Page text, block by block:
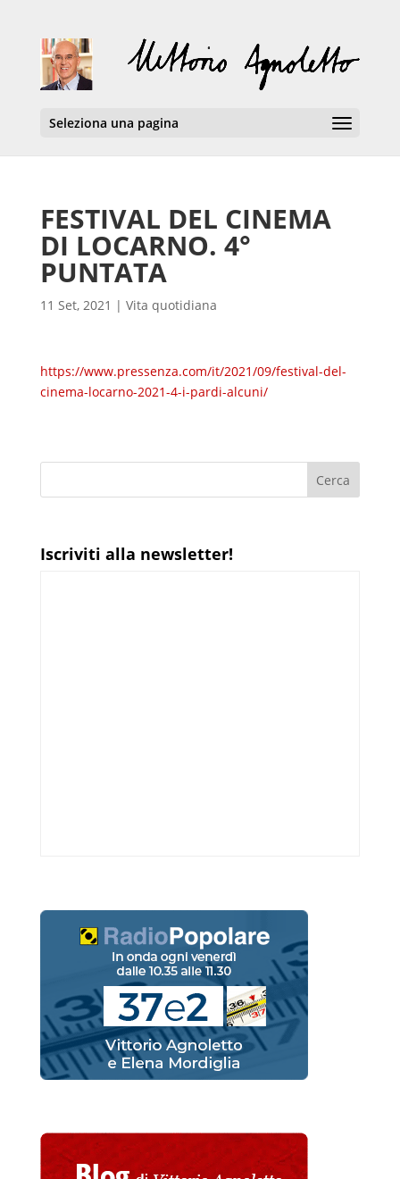
Seleziona una pagina
FESTIVAL DEL CINEMA
DI LOCARNO. 4°
PUNTATA
11 Set, 2021 | Vita quotidiana
https://www.pressenza.com/it/2021/09/festival-del-
cinema-locarno-2021-4-i-pardi-alcuni/
Iscriviti alla newsletter!